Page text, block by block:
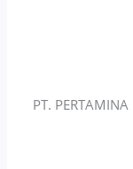
PT. PERTAMINA